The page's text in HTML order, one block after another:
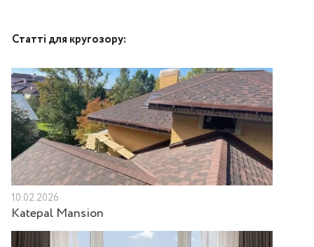
Статті для кругозору:
10.02.2026
Katepal Mansion